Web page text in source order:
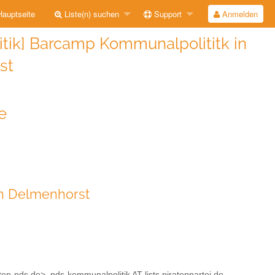
Liste(n) suchen Support Anmelden
Barcamp Kommunalpolititk in
Delmenhorst